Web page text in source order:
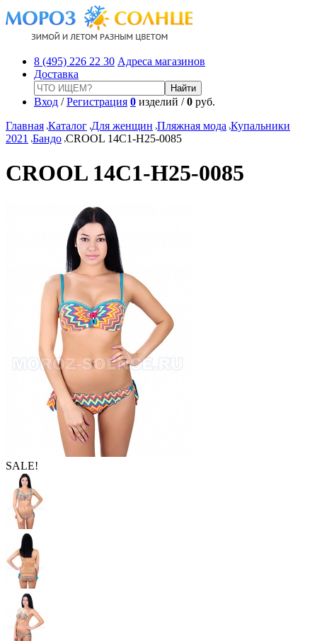
8 (495) 226 22 30 Адреса магазинов
Доставка
Вход /Регистрация 0 изделий /0 руб.
Главная Каталог Для женщин Пляжная мода Купальники
2021 Бандо CROOL 14C1-H25-0085
CROOL 14C1-H25-0085
SALE!